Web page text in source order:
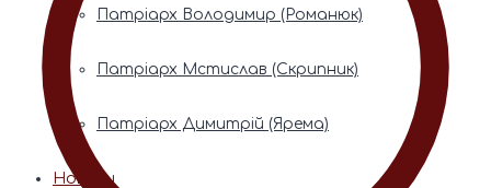
Патріарх Володимир (Романюк)
Патріарх Мстислав (Скрипник)
Патріарх Димитрій (Ярема)
Новини